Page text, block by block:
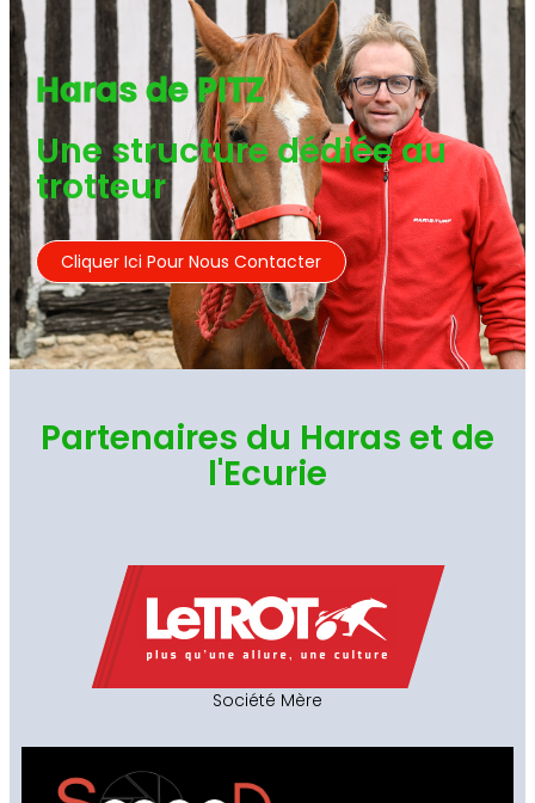
Haras de PITZ
Une structure dédiée au
trotteur
Cliquer Ici Pour Nous Contacter
Partenaires du Haras et de
l'Ecurie
Société Mère